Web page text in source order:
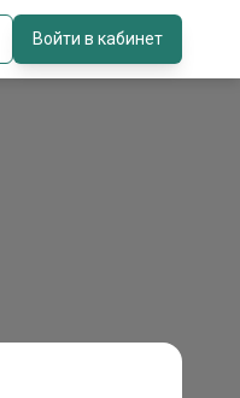
Войти в кабинет